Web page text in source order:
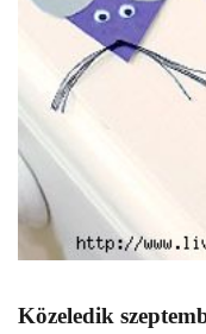
Közeledik